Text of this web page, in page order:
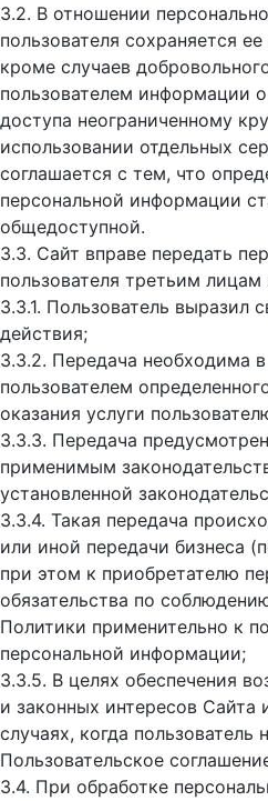
3.2. В отношении
пользователя сохраняется
кроме случаев
пользователем информации
доступа неограниченному
использовании отдельных
соглашается с тем, что
персональной информации
общедоступной.
3.3. Сайт вправе передать
пользователя третьим
3.3.1. Пользователь выразил
действия;
3.3.2. Передача необходима
пользователем
оказания услуги
3.3.3. Передача
применимым
установленной
3.3.4. Такая передача
или иной передачи бизнеса
при этом к приобретателю
обязательства по
Политики применительно к
персональной информации;
3.3.5. В целях обеспечения
и законных интересов Сайта
случаях, когда пользователь
Пользовательское
3.4. При обработке